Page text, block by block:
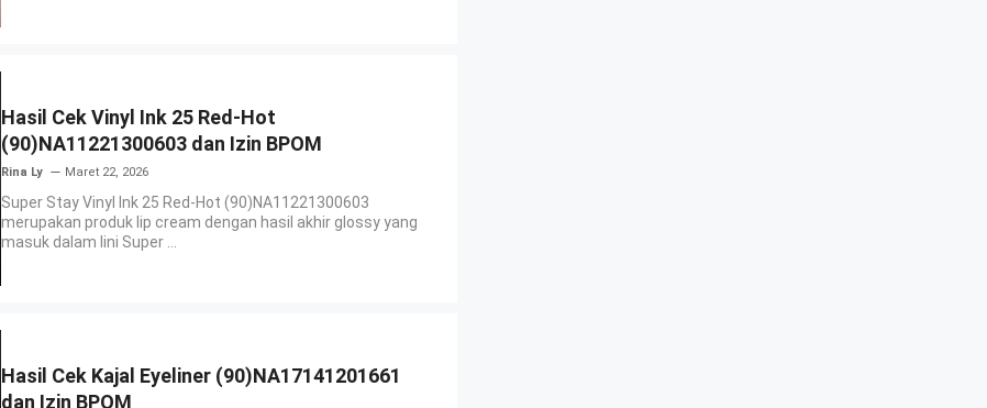
Hasil Cek Vinyl Ink 25 Red-Hot
(90)NA11221300603 dan Izin BPOM
Rina Ly Maret 22, 2026
Super Stay Vinyl Ink 25 Red-Hot (90)NA11221300603
merupakan produk lip cream dengan hasil akhir glossy yang
masuk dalam lini Super ...
Hasil Cek Kajal Eyeliner (90)NA17141201661
dan Izin BPOM